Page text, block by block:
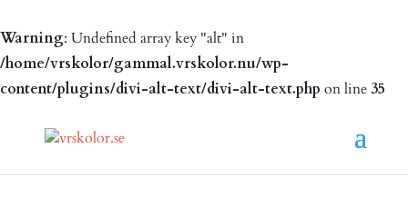
Warning: Undefined array key "alt" in
/home/vrskolor/gammal.vrskolor.nu/wp-
content/plugins/divi-alt-text/divi-alt-text.php on line35